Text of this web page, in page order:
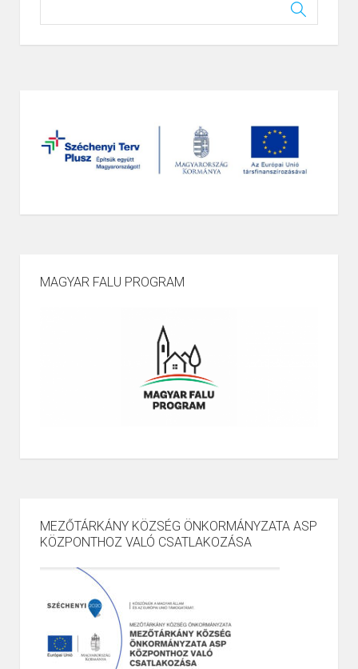
MAGYAR FALU PROGRAM
MEZŐTÁRKÁNY KÖZSÉG ÖNKORMÁNYZATA ASP
KÖZPONTHOZ VALÓ CSATLAKOZÁSA